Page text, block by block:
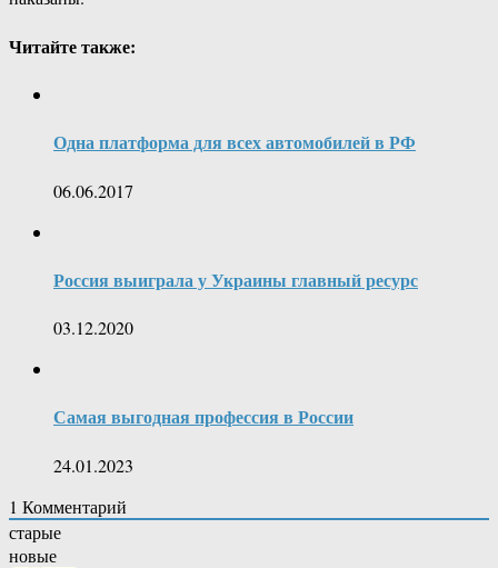
Читайте также:
Одна платформа для всех автомобилей в РФ
06.06.2017
Россия выиграла у Украины главный ресурс
03.12.2020
Самая выгодная профессия в России
24.01.2023
1 Комментарий
старые
новые